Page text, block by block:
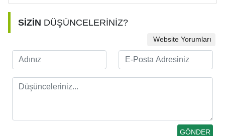
SİZİN DÜŞÜNCELERİNİZ?
Website Yorumları